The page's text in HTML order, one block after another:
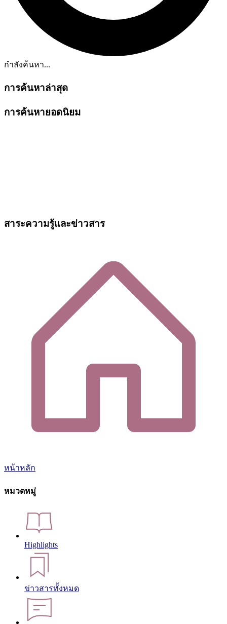
กำลังค้นหา...
การค้นหาล่าสุด
การค้นหายอดนิยม
สาระความรู้และข่าวสาร
หน้าหลัก
หมวดหมู่
Highlights
ข่าวสารทั้งหมด